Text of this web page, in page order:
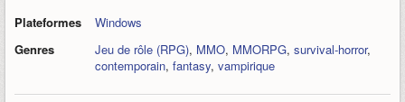
Plateformes
Windows
Genres
Jeu de rôle (RPG), MMO, MMORPG, survival-horror,
contemporain, fantasy, vampirique